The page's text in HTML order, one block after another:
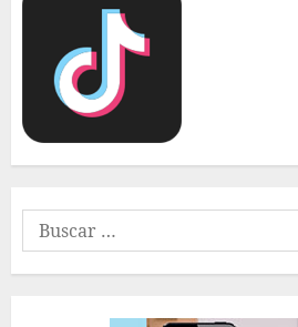
Buscar: